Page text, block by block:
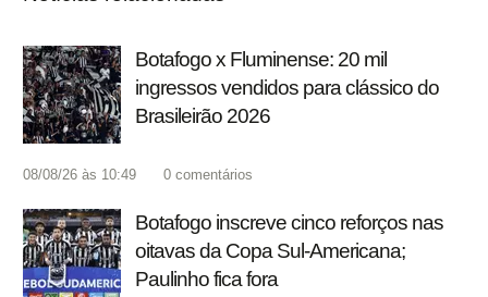
Botafogo x Fluminense: 20 mil
ingressos vendidos para clássico do
Brasileirão 2026
08/08/26 às 10:49 0 comentários
Botafogo inscreve cinco reforços nas
oitavas da Copa Sul-Americana;
Paulinho fica fora